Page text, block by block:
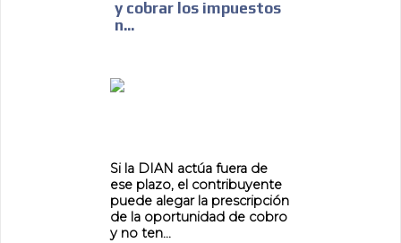
y cobrar los impuestos
n...
Si la DIAN actúa fuera de
ese plazo, el contribuyente
puede alegar la prescripción
de la oportunidad de cobro
y no ten...